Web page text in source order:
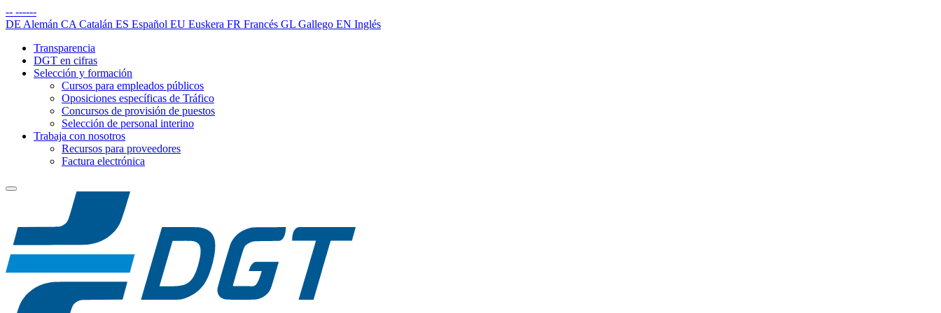
-- ------
DE Alemán CA Catalán ES Español EU Euskera FR Francés GL Gallego EN Inglés
Transparencia
DGT en cifras
Selección y formación
Cursos para empleados públicos
Oposiciones específicas de Tráfico
Concursos de provisión de puestos
Selección de personal interino
Trabaja con nosotros
Recursos para proveedores
Factura electrónica